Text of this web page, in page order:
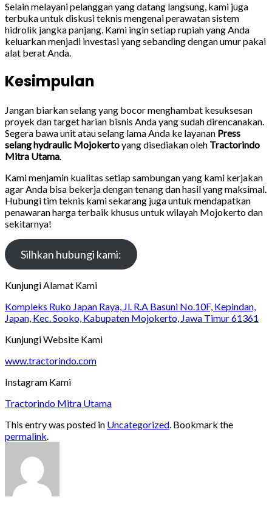
Selain melayani pelanggan yang datang langsung, kami juga
terbuka untuk diskusi teknis mengenai perawatan sistem
hidrolik jangka panjang. Kami ingin setiap rupiah yang Anda
keluarkan menjadi investasi yang sebanding dengan umur pakai
alat berat Anda.
Kesimpulan
Jangan biarkan selang yang bocor menghambat kesuksesan
proyek dan target harian bisnis Anda yang sudah direncanakan.
Segera bawa unit atau selang lama Anda ke layanan Press
selang hydraulic Mojokertoyang disediakan oleh Tractorindo
Mitra Utama.
Kami menjamin kualitas setiap sambungan yang kami kerjakan
agar Anda bisa bekerja dengan tenang dan hasil yang maksimal.
Hubungi tim teknis kami sekarang juga untuk mendapatkan
penawaran harga terbaik khusus untuk wilayah Mojokerto dan
sekitarnya!
Silhkan hubungi kami:
Kunjungi Alamat Kami
Kompleks Ruko Japan Raya, Jl. R.A Basuni No.10F, Kepindan,
Japan, Kec. Sooko, Kabupaten Mojokerto, Jawa Timur 61361
Kunjungi Website Kami
www.tractorindo.com
Instagram Kami
Tractorindo Mitra Utama
This entry was posted in Uncategorized. Bookmark the
permalink.